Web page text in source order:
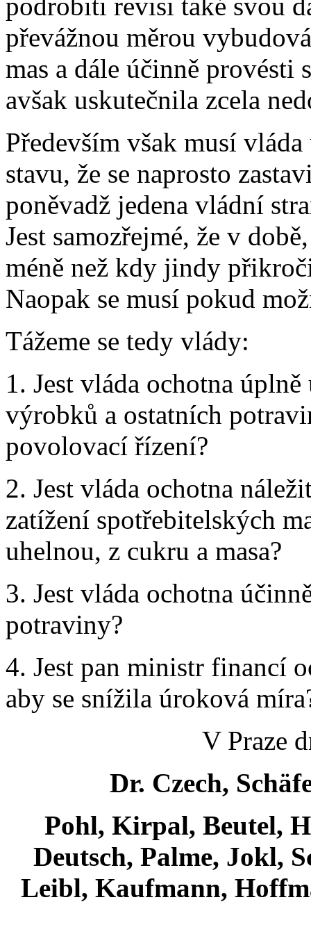
převážnou měrou
mas a dále účinně provésti
avšak uskutečnila zcela
Především však musí
stavu, že se naprosto
poněvadž jedena vládní
Jest samozřejmé, že v
méně než kdy jindy
Naopak se musí pokud
Tážeme se tedy vlády:
1. Jest vláda ochotna
výrobků a ostatních
povolovací řízení?
2. Jest vláda ochotna
zatížení spotřebitelských
uhelnou, z cukru a masa?
3. Jest vláda ochotna
potraviny?
4. Jest pan ministr financí
aby se snížila úroková
V Praze
Dr. Czech,
Pohl, Kirpal, Beutel,
Deutsch, Palme, Jokl,
Leibl, Kaufmann,